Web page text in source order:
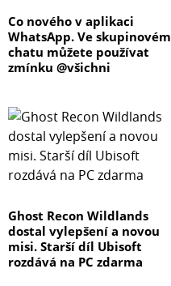
Co nového v aplikaci
WhatsApp. Ve skupinovém
chatu můžete používat
zmínku @všichni
Ghost Recon Wildlands
dostal vylepšení a novou
misi. Starší díl Ubisoft
rozdává na PC zdarma